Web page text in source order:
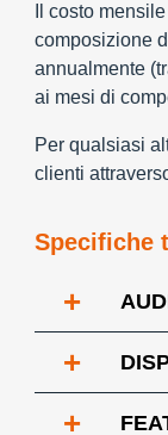
Il costo
composizione
annualmente
ai mesi di
Per qualsiasi
clienti
Specifiche
+
+
+